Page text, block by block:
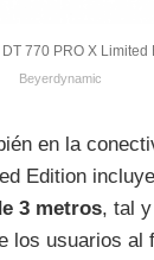
770 PRO X Limited
Beyerdynamic
en la
Edition
3 metros, tal
los usuarios al